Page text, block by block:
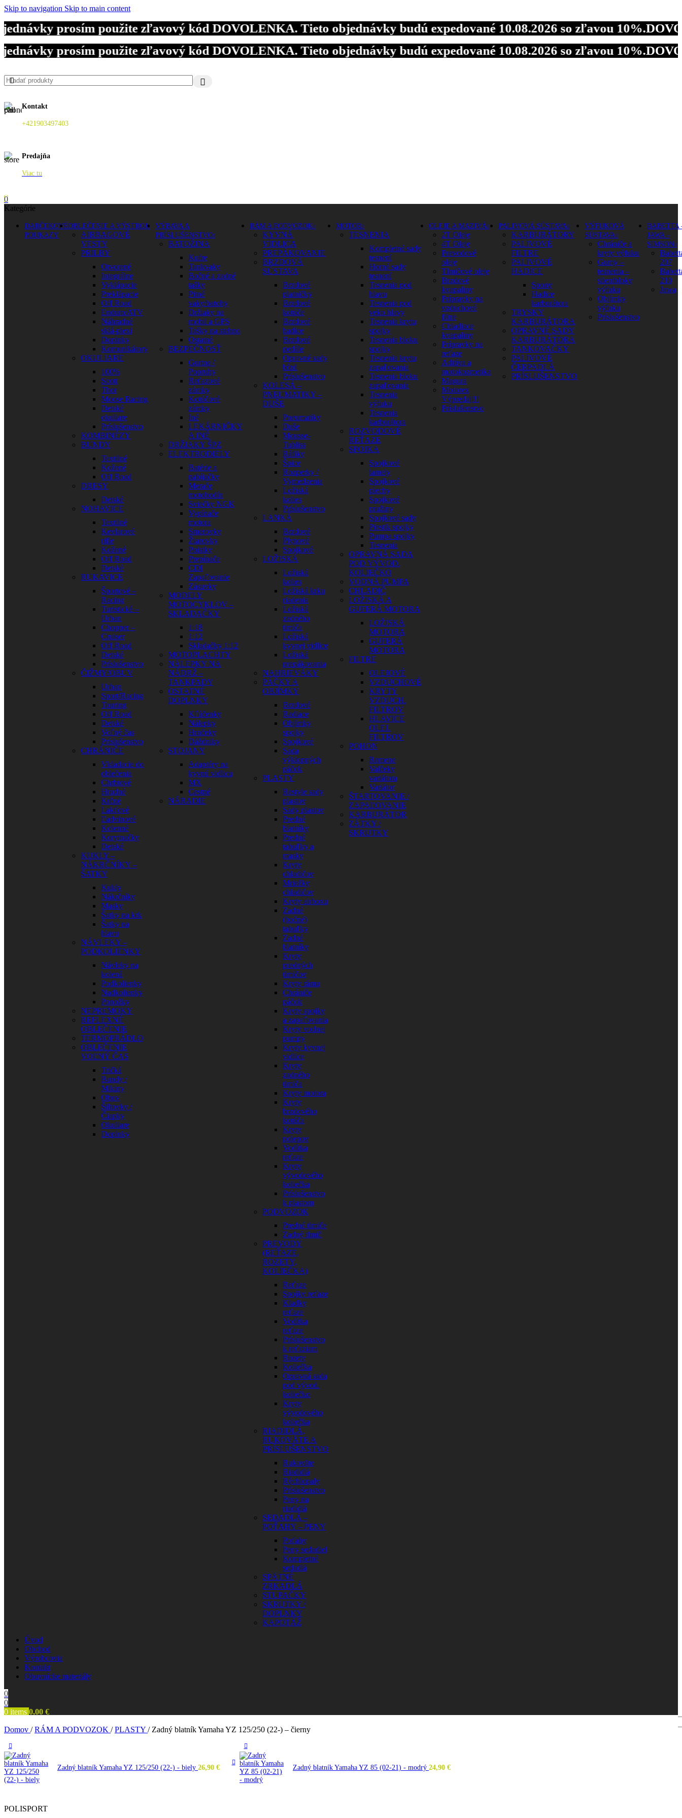
Skip to navigation Skip to main content
prosím použite zľavový kód DOVOLENKA. Tieto objednávky budú expedované 10.08.2026 so zľavou 10%.
prosím použite zľavový kód DOVOLENKA. Tieto objednávky budú expedované 10.08.2026 so zľavou 10%.
prosím použite zľavový kód DOVOLENKA. Tieto objednávky budú expedované 10.08.2026 so zľavou 10%.
Kontakt
+421903497403
Predajňa
Viac tu
0
Kategórie
DARČEKOVÉ
POUKAZY
OBLEČENIE A VÝSTROJ
AIRBAGOVÉ
VESTY
PRILBY
Otvorené
Integrálne
Vyklápacie
Preklápacie
Off Road
Enduro/ATV
Náhradné
sklá-plexi
Doplnky
Komunikátory
OKULIARE
100%
Scott
Thor
Moose Racing
Detské
okuliare
Príslušenstvo
KOMBINÉZY
BUNDY
Textilné
Kožené
Off Road
DRESY
Detské
NOHAVICE
Textilné
Kevlarové
rifle
Kožené
Off Road
Detské
RUKAVICE
Športové –
Racing
Turistické –
Urban
Chopper –
Cruiser
Off Road
Detské
Príslušenstvo
ČIŽMY/OBUV
Urban
Sport/Racing
Touring
Off Road
Detské
Voľný čas
Príslušenstvo
CHRÁNIČE
Vkladacie do
oblečenia
Chrbtové
Hrudné
Krčné
Lakťové
Ľadvinové
Kolenné
Korytnačky
Detské
KUKLY –
NÁKRČNÍKY –
ŠATKY
Kukly
Nákrčníky
Masky
Šatky na krk
Šatky na
hlavu
NÁVLEKY –
PODKOLIENKY
Návleky na
kolená
Podkolienky
Nadkolienky
Ponožky
NEPREMOKY
REFLEXNÉ
OBLEČENIE
TERMOPRÁDLO
OBLEČENIE
VOĽNÝ ČAS
Tričká
Bundy /
Mikiny
Obuv
Šiltovky /
Čiapky
Okuliare
Doplnky
VÝBAVA A
PRÍSLUŠENSTVO
BATOŽINA
Kufre
Tankvaky
Bočné a zadné
tašky
Pitné
vaky/batohy
Držiaky na
mobil a GPS
Tašky na stehno
Ostatné
BEZPEČNOSŤ
Gurtne /
Popruhy
Reťazové
zámky
Kotúčové
zámky
Iné
LEKÁRNIČKY
A INÉ
DRŽIAKY ŠPZ
ELEKTRODIELY
Batérie a
nabíjačky
Merače
motohodín
Sviečky NGK
Vypínače
motora
Smerovky
Žiarovky
Poistky
Prepínače
CDI
Zapaľovanie
Zásuvky
MODELY
MOTOCYKLOV –
SKLADAČKY
1:18
1:12
Skladačky 1:12
MOTOPLACHTY
NÁLEPKY NA
NÁDRŽ –
TANKPADY
OSTATNÉ
DOPLNKY
Kľúčenky
Nálepky
Hrnčeky
Dáždniky
STOJANY
Adaptéry na
kyvnú vidlicu
MX
Cestné
NÁRADIE
RÁM A PODVOZOK
KYVNÁ
VIDLICA
PREPÁKOVANIE
BRZDOVÁ
SÚSTAVA
Brzdové
platničky
Brzdové
kotúče
Brzdové
hadice
Brzdové
pedále
Opravné sady
bŕzd
Príslušenstvo
KOLESÁ –
PNEUMATIKY –
DUŠE
Pneumatiky
Duše
Mousse-
Tubliss
Ráfiky
Špice
Rozperky /
Vymedzenia
Ložiská
kolies
Príslušenstvo
LANKÁ
Brzdové
Plynové
Spojkové
LOŽISKÁ
Ložiská
kolies
Ložiská krku
riadenia
Ložiská
zadného
tlmiča
Ložiská
kyvnej vidlice
Ložiská
prepákovania
NAHRIEVÁKY
PÁČKY A
OBJÍMKY
Brzdové
Radiace
Objímky
spojky
Spojkové
Sada
výklopných
páčok
PLASTY
Restyle sady
plastov
Sady plastov
Predné
blatníky
Predné
tabuľky a
masky
Kryty
chladičov
Mriežky
chladičov
Kryty airboxu
Zadné
(bočné)
tabuľky
Zadné
blatníky
Kryty
predných
tlmičov
Kryty rámu
Chrániče
páčok
Kryty spojky
a zapaľovania
Kryty vodnej
pumpy
Kryty kyvnej
vidlice
Kryty
zadného
tlmiča
Kryty motora
Kryty
brzdového
kotúča
Kryty
polepov
Vodítka
reťaze
Kryty
vývodového
koliečka
Príslušenstvo
k plastom
PODVOZOK
Predné tlmiče
Zadný tlmič
PREVODY
(REŤAZE,
ROZETY,
KOLIEČKA)
Reťaze
Spojky reťaze
Kladky
reťaze
Vodítka
reťaze
Príslušenstvo
k reťaziam
Rozety
Koliečka
Opravná sada
pod vývod.
koliečko
Kryty
vývodového
koliečka
RIADIDLÁ,
RUKOVÄTE A
PRÍSLUŠENSTVO
Rukoväte
Riadidlá
Rýchlopaly
Príslušenstvo
Peny na
riadidlá
SEDADLÁ –
POŤAHY – PENY
Poťahy
Peny sedadiel
Kompletné
sedadlá
SPÄTNÉ
ZRKADLÁ
STUPAČKY
SKRUTKY /
DOPLNKY
KAPOTÁŽ
MOTOR
TESNENIA
Kompletné sady
tesnení
Horné sady
tesnení
Tesnenia pod
hlavu
Tesnenia pod
veko hlavy
Tesnenia krytu
spojky
Tesnenia bloku
spojky
Tesnenia krytu
zapaľovania
Tesnenia bloku
zapaľovania
Tesnenia
výfuku
Tesnenia
karburátora
ROZVODOVÉ
REŤAZE
SPOJKA
Spojkové
lamely
Spojkové
plechy
Spojkové
pružiny
Spojkové sady
Piestik spojky
Pumpa spojky
Tesnenia
OPRAVNÁ SADA
POD VÝVOD.
KOLIEČKO
VODNÁ PUMPA
CHLADIČ
LOŽISKÁ A
GUFERÁ MOTORA
LOŽISKÁ
MOTORA
GUFERÁ
MOTORA
FILTRE
OLEJOVÉ
VZDUCHOVÉ
KRYTY
VZDUCH.
FILTROV
HLAVICE
OLEJ.
FILTROV
POHON
Remene
Valčeky
variátora
Variátor
ŠTARTOVANIE /
ZAPAĽOVANIE
KARBURÁTOR
ZÁTKY /
SKRUTKY
OLEJE A MAZIVÁ
2T Oleje
4T Oleje
Prevodové
oleje
Tlmičové oleje
Brzdové
kvapaliny
Prípravky na
vzduchové
filtre
Chladiace
kvapaliny
Prípravky na
reťaze
Aditíva a
motokozmetika
Magura
Motorex
Výpredaj!!!
Príslušenstvo
PALIVOVÁ SÚSTAVA
KARBURÁTORY
PALIVOVÉ
FILTRE
PALIVOVÉ
HADICE
Spony
Hadice
karburátora
TRYSKY
KARBURÁTORA
OPRAVNÉ SADY
KARBURÁTORA
TANKOVAČKY
PALIVOVÉ
ČERPADLÁ
PRÍSLUŠENSTVO
VÝFUKOVÁ
SÚSTAVA
Chrániče a
kryty výfuku
Gumy –
tesnenia –
silentbloky
výfuku
Objímky
výfuku
Príslušenstvo
BABETTA
JAWA –
SIMSON
207
210
Jawa
Úvod
Obchod
Výrobcovia
Kontakt
Obuvnícke materiály
0
0
0 items 0,00 €
Domov / RÁM A PODVOZOK / PLASTY / Zadný blatník Yamaha YZ 125/250 (22-) – čierny
Zadný blatník Yamaha YZ 125/250 (22-) - biely 26,90 € Zadný blatník Yamaha YZ 85 (02-21) - modrý 24,90 €
POLISPORT